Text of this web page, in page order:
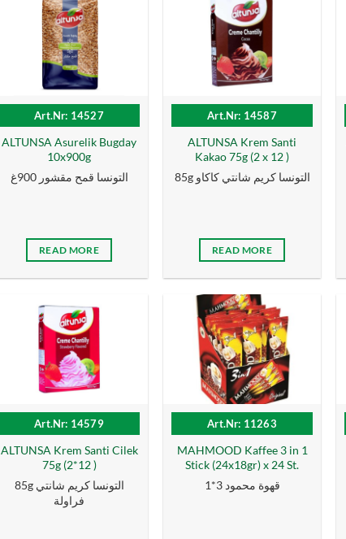
Art.Nr: 14527
ALTUNSA Asurelik Bugday
10x900g
التونسا قمح مقشور 900غ
READ MORE
Art.Nr: 14587
ALTUNSA Krem Santi
Kakao 75g (2 x 12 )
85g التونسا كریم شانتي كاكاو
READ MORE
Art.Nr: 14579
ALTUNSA Krem Santi Cilek
75g (2*12 )
85g التونسا كریم شانتي
فراولة
Art.Nr: 11263
MAHMOOD Kaffee 3 in 1
Stick (24x18gr) x 24 St.
قهوة محمود 3*1